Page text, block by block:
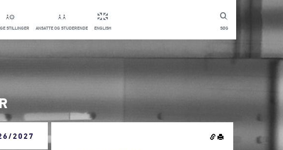
SØG
STILLINGER ANSATTE OG STUDERENDE ENGLISH
2027